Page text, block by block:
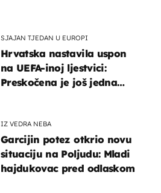
SJAJAN TJEDAN U EUROPI
Hrvatska nastavila uspon
na UEFA-inoj ljestvici:
Preskočena je još jedna
IZ VEDRA NEBA
Garcijin potez otkrio novu
situaciju na Poljudu: Mladi
hajdukovac pred odlaskom